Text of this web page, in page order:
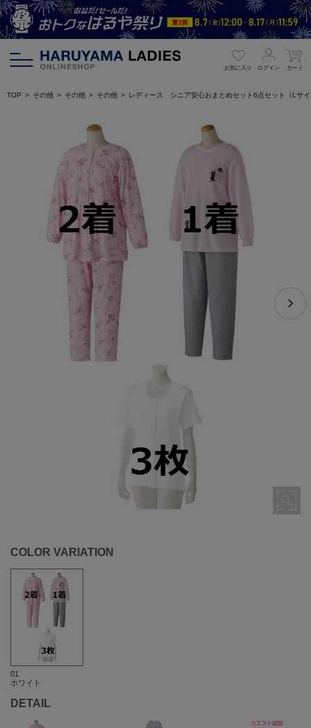
お気に入り ログイン カート
TOP その他 その他 その他 レディース シニア安心おまとめセット6点セット（Lサ
COLOR VARIATION
01
ホワイト
DETAIL